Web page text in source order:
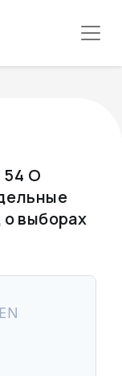
54 О
выборах